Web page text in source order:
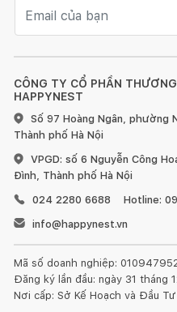
CÔNG TY CỔ PHẦN
HAPPYNEST
Số 97 Hoàng Ngân, phường
Thành phố Hà Nội
VPGD: số 6 Nguyễn Công
Đình, Thành phố Hà Nội
024 2280 6688
Hotline:
info@happynest.vn
Mã số doanh nghiệp:
Đăng ký lần đầu: ngày 31 tháng
Nơi cấp: Sở Kế Hoạch và Đầu